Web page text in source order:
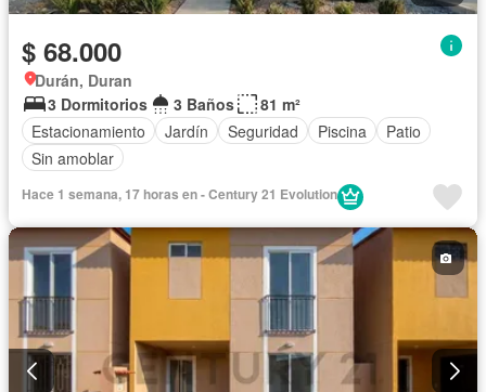
$ 68.000
Durán, Duran
3 Dormitorios
3 Baños
81 m²
Estacionamiento
Jardín Seguridad Piscina
Patio
Sin amoblar
Hace 1 semana, 17 horas en - Century 21 Evolution